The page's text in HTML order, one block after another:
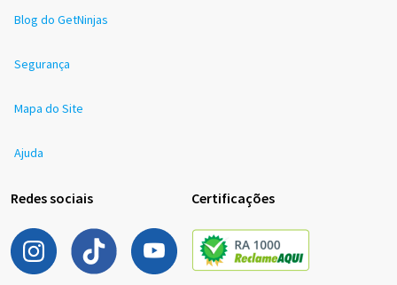
Blog do GetNinjas
Segurança
Mapa do Site
Ajuda
Redes sociais Certificações